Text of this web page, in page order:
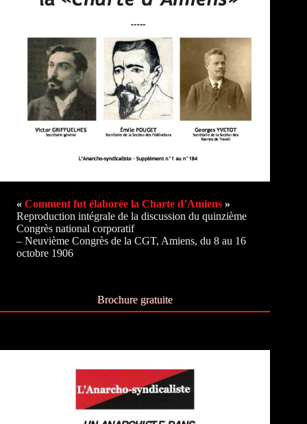
« Comment fut élaborée la Charte d’Amiens »
Reproduction intégrale de la discussion du quinzième
Congrès national corporatif
– Neuvième Congrès de la CGT, Amiens, du 8 au 16
octobre 1906
Brochure gratuite